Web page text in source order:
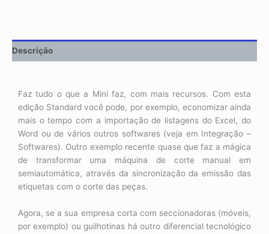
Descrição
Faz tudo o que a Mini faz, com mais recursos. Com esta
edição Standard você pode, por exemplo, economizar ainda
mais o tempo com a importação de listagens do Excel, do
Word ou de vários outros softwares (veja em Integração –
Softwares). Outro exemplo recente quase que faz a mágica
de transformar uma máquina de corte manual em
semiautomática, através da sincronização da emissão das
etiquetas com o corte das peças.
Agora, se a sua empresa corta com seccionadoras (móveis,
por exemplo) ou guilhotinas há outro diferencial tecnológico